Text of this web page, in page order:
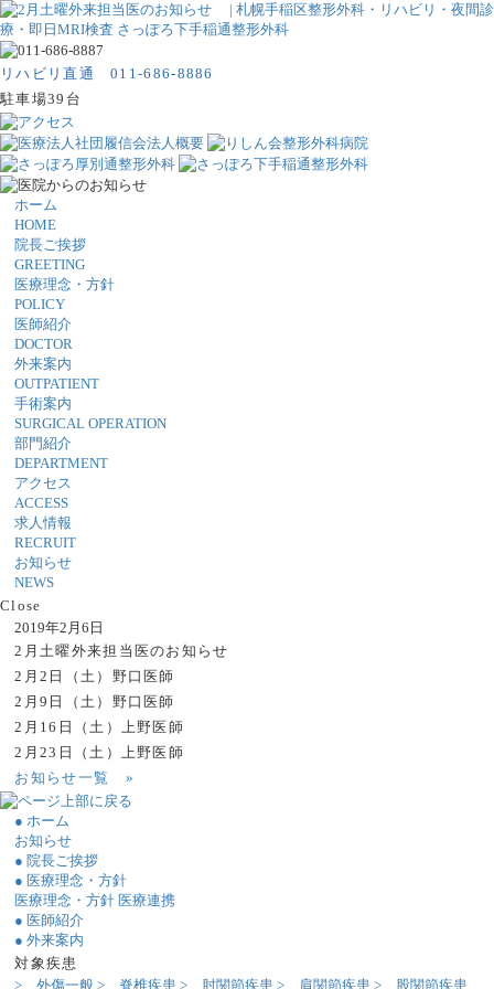
リハビリ直通 011-686-8886
駐車場39台
ホーム
HOME
院長ご挨拶
GREETING
医療理念・方針
POLICY
医師紹介
DOCTOR
外来案内
OUTPATIENT
手術案内
SURGICAL OPERATION
部門紹介
DEPARTMENT
アクセス
ACCESS
求人情報
RECRUIT
お知らせ
NEWS
Close
2019年2月6日
2月土曜外来担当医のお知らせ
2月2日（土）野口医師
2月9日（土）野口医師
2月16日（土）上野医師
2月23日（土）上野医師
お知らせ一覧 »
● ホーム
お知らせ
● 院長ご挨拶
● 医療理念・方針
医療理念・方針 医療連携
● 医師紹介
● 外来案内
対象疾患
> 外傷一般 > 脊椎疾患 > 肘関節疾患 > 肩関節疾患 > 股関節疾患